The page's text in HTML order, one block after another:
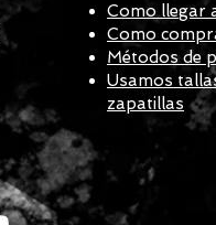
Como llegar
Como
Métodos de
Usamos
zapatillas